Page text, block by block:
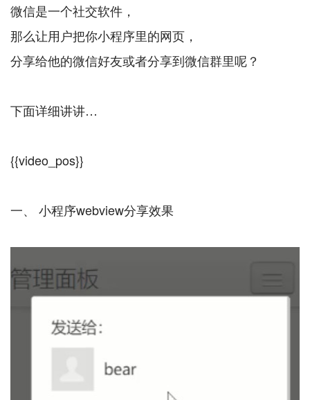
微信是一个社交软件，
那么让用户把你小程序里的网页，
分享给他的微信好友或者分享到微信群里呢？
下面详细讲讲…
{{video_pos}}
一、 小程序webview分享效果